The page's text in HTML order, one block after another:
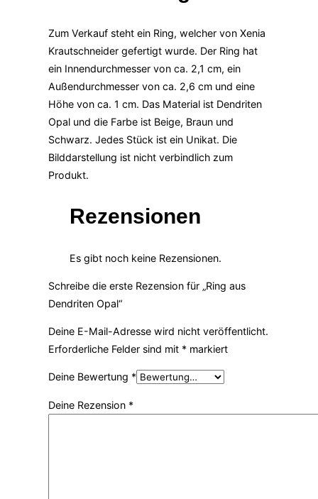
Zum Verkauf steht ein Ring, welcher von Xenia
Krautschneider gefertigt wurde. Der Ring hat
ein Innendurchmesser von ca. 2,1 cm, ein
Außendurchmesser von ca. 2,6 cm und eine
Höhe von ca. 1 cm. Das Material ist Dendriten
Opal und die Farbe ist Beige, Braun und
Schwarz. Jedes Stück ist ein Unikat. Die
Bilddarstellung ist nicht verbindlich zum
Produkt.
Rezensionen
Es gibt noch keine Rezensionen.
Schreibe die erste Rezension für „Ring aus
Dendriten Opal“
Deine E-Mail-Adresse wird nicht veröffentlicht.
Erforderliche Felder sind mit * markiert
Deine Bewertung *
Deine Rezension *